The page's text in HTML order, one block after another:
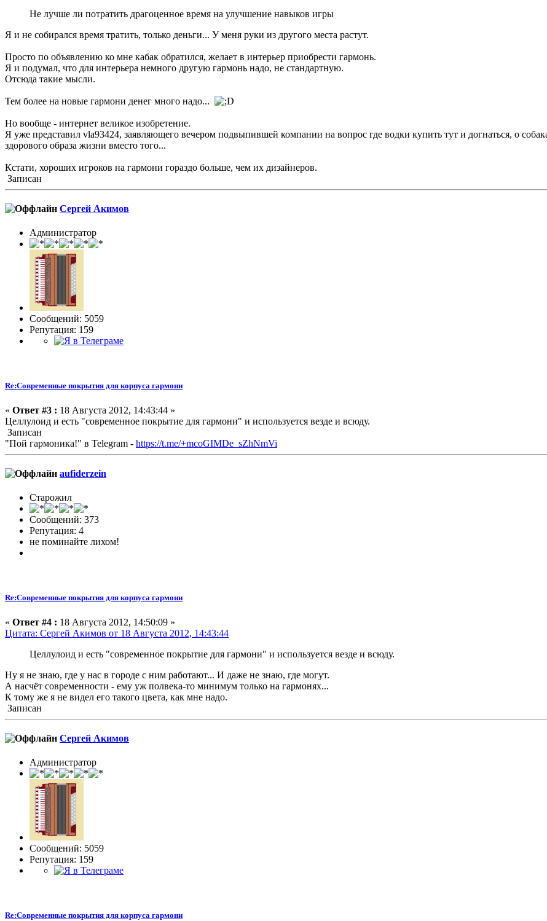
Не лучше ли потратить драгоценное время на улучшение навыков игры
Я и не собирался время тратить, только деньги... У меня руки из другого места растут.
Просто по объявлению ко мне кабак обратился, желает в интерьер приобрести гармонь.
Я и подумал, что для интерьера немного другую гармонь надо, не стандартную.
Отсюда такие мысли.
Тем более на новые гармони денег много надо...
Но вообще - интернет великое изобретение.
Я уже представил vla93424, заявляющего вечером подвыпившей компании на вопрос где водки купить тут и догнаться, о
здорового образа жизни вместо того...
Кстати, хороших игроков на гармони гораздо больше, чем их дизайнеров.
Записан
Сергей Акимов
Администратор
Сообщений: 5059
Репутация: 159
Re:Современные покрытия для корпуса гармони
« Ответ #3 : 18 Августа 2012, 14:43:44 »
Целлулоид и есть "современное покрытие для гармони" и используется везде и всюду.
Записан
"Пой гармоника!" в Telegram - https://t.me/+mcoGIMDe_sZhNmVi
aufiderzein
Старожил
Сообщений: 373
Репутация: 4
не поминайте лихом!
Re:Современные покрытия для корпуса гармони
« Ответ #4 : 18 Августа 2012, 14:50:09 »
Цитата: Сергей Акимов от 18 Августа 2012, 14:43:44
Целлулоид и есть "современное покрытие для гармони" и используется везде и всюду.
Ну я не знаю, где у нас в городе с ним работают... И даже не знаю, где могут.
А насчёт современности - ему уж полвека-то минимум только на гармонях...
К тому же я не видел его такого цвета, как мне надо.
Записан
Сергей Акимов
Администратор
Сообщений: 5059
Репутация: 159
Re:Современные покрытия для корпуса гармони